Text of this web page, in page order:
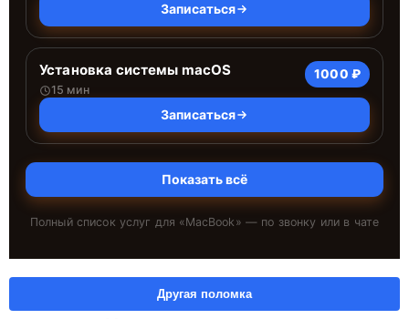
Записаться
Установка системы macOS
15 мин
1000 ₽
Записаться
Показать всё
Полный список услуг для «MacBook » — по звонку или в чате
Другая поломка